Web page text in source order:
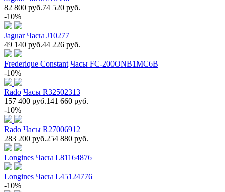
82 800 руб.74 520 руб.
-10%
Jaguar Часы J10277
49 140 руб.44 226 руб.
Frederique Constant Часы FC-200ONB1MC6B
-10%
Rado Часы R32502313
157 400 руб.141 660 руб.
-10%
Rado Часы R27006912
283 200 руб.254 880 руб.
Longines Часы L81164876
Longines Часы L45124776
-10%